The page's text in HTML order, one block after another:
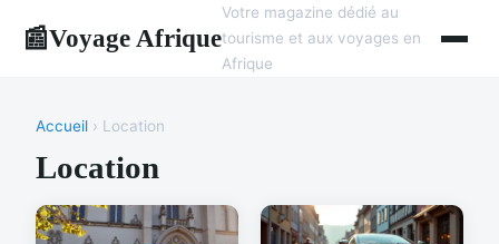
📰Voyage Afrique
Votre magazine dédié au
tourisme et aux voyages en
Afrique
Accueil › Location
Location